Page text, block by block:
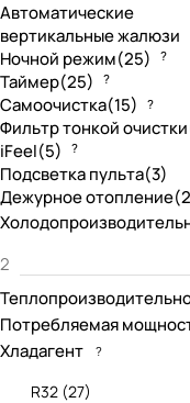
Автоматические
вертикальные жалюзи
Ночной режим(25) ?
Таймер(25) ?
Самоочистка(15) ?
Фильтр тонкой очистки
iFeel(5) ?
Подсветка пульта(3)
Дежурное отопление(2
Потребляемая
Хладагент
?
R32 (27)